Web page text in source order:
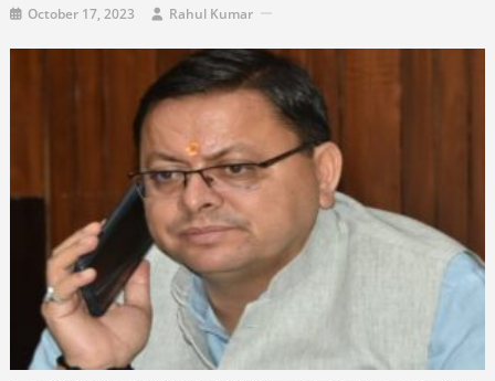
October 17, 2023 Rahul Kumar